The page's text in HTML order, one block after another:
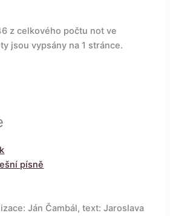
z celkového počtu not ve
jsou vypsány na 1 stránce.
písně
Ján Čambál, text: Jaroslava